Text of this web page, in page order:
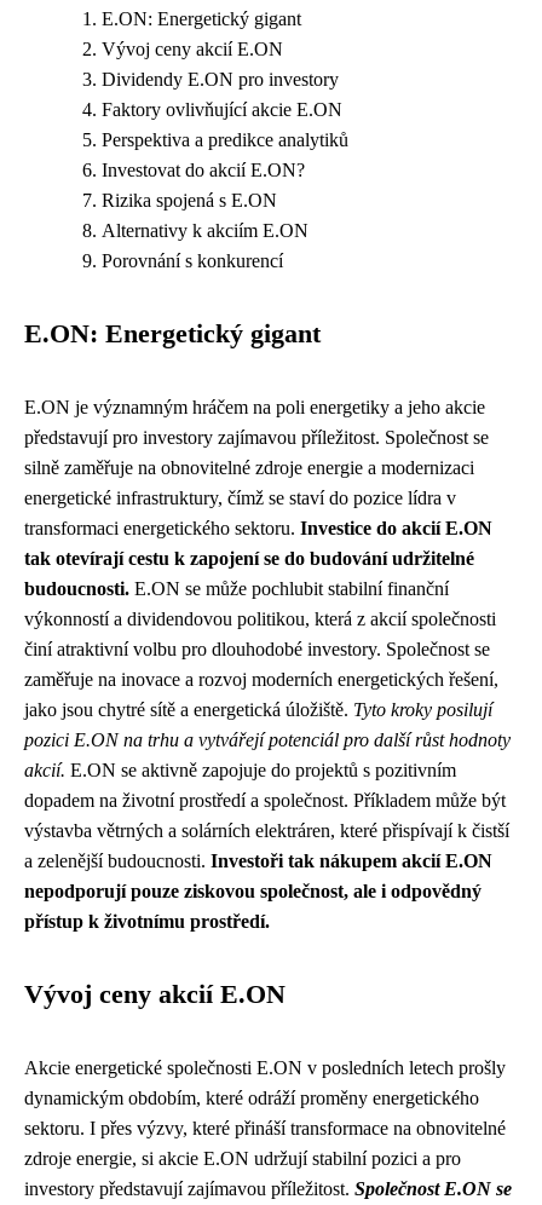
E.ON: Energetický gigant
Vývoj ceny akcií E.ON
Dividendy E.ON pro investory
Faktory ovlivňující akcie E.ON
Perspektiva a predikce analytiků
Investovat do akcií E.ON?
Rizika spojená s E.ON
Alternativy k akciím E.ON
Porovnání s konkurencí
E.ON: Energetický gigant
E.ON je významným hráčem na poli energetiky a jeho akcie
představují pro investory zajímavou příležitost. Společnost se
silně zaměřuje na obnovitelné zdroje energie a modernizaci
energetické infrastruktury, čímž se staví do pozice lídra v
transformaci energetického sektoru. Investice do akcií E.ON
tak otevírají cestu k zapojení se do budování udržitelné
budoucnosti. E.ON se může pochlubit stabilní finanční
výkonností a dividendovou politikou, která z akcií společnosti
činí atraktivní volbu pro dlouhodobé investory. Společnost se
zaměřuje na inovace a rozvoj moderních energetických řešení,
jako jsou chytré sítě a energetická úložiště. Tyto kroky posilují
pozici E.ON na trhu a vytvářejí potenciál pro další růst hodnoty
akcií. E.ON se aktivně zapojuje do projektů s pozitivním
dopadem na životní prostředí a společnost. Příkladem může být
výstavba větrných a solárních elektráren, které přispívají k čistší
a zelenější budoucnosti. Investoři tak nákupem akcií E.ON
nepodporují pouze ziskovou společnost, ale i odpovědný
přístup k životnímu prostředí.
Vývoj ceny akcií E.ON
Akcie energetické společnosti E.ON v posledních letech prošly
dynamickým obdobím, které odráží proměny energetického
sektoru. I přes výzvy, které přináší transformace na obnovitelné
zdroje energie, si akcie E.ON udržují stabilní pozici a pro
investory představují zajímavou příležitost. Společnost E.ON se